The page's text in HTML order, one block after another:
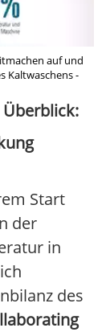
auf und
Kaltwaschens -
Start
der
in
des